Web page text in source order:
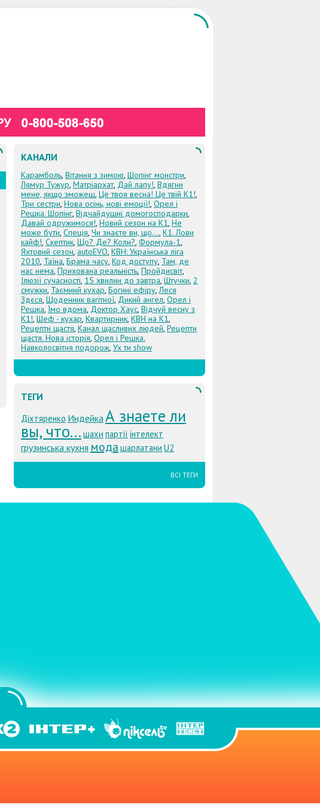
КАНАЛИ
Карамболь, Вітання з зимою, Шопінг монстри,
Лямур Тужур, Матріархат, Дай лапу!, Вдягни
мене, якщо зможеш, Це твоя весна! Це твій К1!,
Три сестри, Нова осінь, нові емоції!, Орел і
Решка. Шопінг, Відчайдушні домогосподарки,
Давай одружимося!, Новий сезон на К1, Не
може бути, Спеція, Чи знаєте ви, що..., К1. Лови
кайф!, Скептик, Що? Де? Коли?, Формула-1,
Яхтовий сезон, autoEVO, КВН: Українська ліга
2010, Таїна, Брама часу, Код доступу, Там, де
нас нема, Прихована реальність, Пройдисвіт,
Ілюзії сучасності, 15 хвилин до завтра, Штучки, 2
смужки, Таємний кухар, Богині ефіру,Леся
Здєся, Щоденник вагітної, Дикий ангел, Орел і
Решка, Їмо вдома, Доктор Хаус, Відчуй весну з
К1!, Шеф - кухар, Квартирник, КВН на К1,
Рецепти щастя, Канал щасливих людей, Рецепти
щастя. Нова історія, Орел і Решка.
Навколосвітня подорож, Ух ти show
ТЕГИ
Діхтяренко ИндейкаА знаете ли
вы, что... шахи партії інтелект
грузинська кухня мода шарлатани U2
ВСІ ТЕГИ